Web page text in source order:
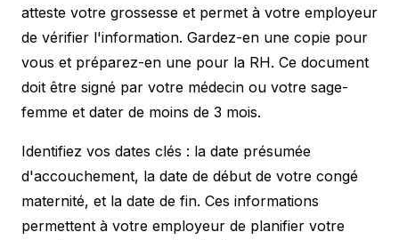
atteste votre grossesse et permet à votre employeur
de vérifier l'information. Gardez-en une copie pour
vous et préparez-en une pour la RH. Ce document
doit être signé par votre médecin ou votre sage-
femme et dater de moins de 3 mois.
Identifiez vos dates clés : la date présumée
d'accouchement, la date de début de votre congé
maternité, et la date de fin. Ces informations
permettent à votre employeur de planifier votre